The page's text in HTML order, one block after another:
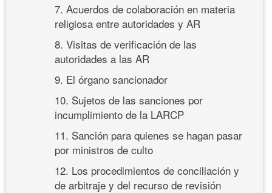
7. Acuerdos de colaboración en materia
religiosa entre autoridades y AR
8. Visitas de verificación de las
autoridades a las AR
9. El órgano sancionador
10. Sujetos de las sanciones por
incumplimiento de la LARCP
11. Sanción para quienes se hagan pasar
por ministros de culto
12. Los procedimientos de conciliación y
de arbitraje y del recurso de revisión